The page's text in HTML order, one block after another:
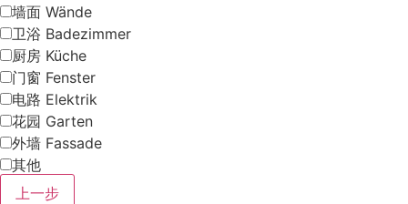
墙面 Wände
卫浴 Badezimmer
厨房 Küche
门窗 Fenster
电路 Elektrik
花园 Garten
外墙 Fassade
其他
上一步